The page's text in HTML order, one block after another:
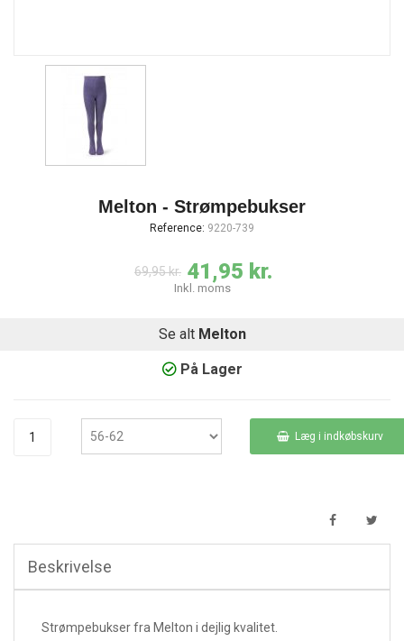
Melton - Strømpebukser
Reference: 9220-739
69,95 kr. 41,95 kr.
Inkl. moms
Se alt Melton
På Lager
Læg i indkøbskurv
Beskrivelse
Strømpebukser fra Melton i dejlig kvalitet.